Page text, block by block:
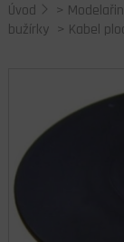
Úvod >
bužírky > Kabel